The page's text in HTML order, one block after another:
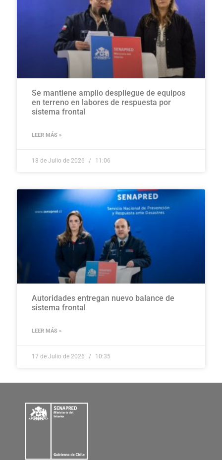
Se mantiene amplio despliegue de equipos
en terreno en labores de respuesta por
sistema frontal
LEER MÁS »
18 de Julio de 2026 11:06
Autoridades entregan nuevo balance de
sistema frontal
LEER MÁS »
17 de Julio de 2026 10:35